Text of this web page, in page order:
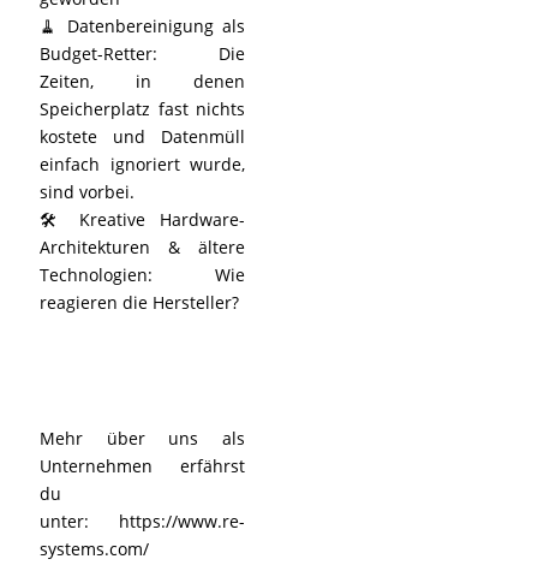
🧹 Datenbereinigung als
Budget-Retter: Die
Zeiten, in denen
Speicherplatz fast nichts
kostete und Datenmüll
einfach ignoriert wurde,
sind vorbei.
🛠️ Kreative Hardware-
Architekturen & ältere
Technologien: Wie
reagieren die Hersteller?
Mehr über uns als
Unternehmen erfährst
du
unter: https://www.re-
systems.com/